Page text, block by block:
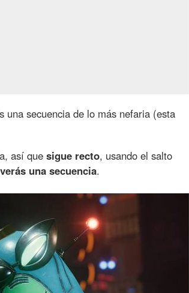
una secuencia de lo más nefaria (esta
así que sigue recto, usando el salto
verás una secuencia.